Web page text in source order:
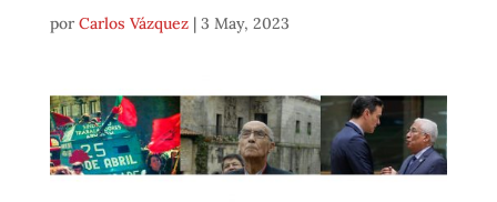
por Carlos Vázquez| 3 May, 2023